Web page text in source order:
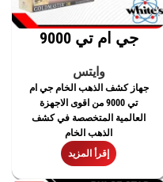
جي ام تي 9000
وايتس
جهاز كشف الذهب الخام جي ام
تي 9000 من اقوى الاجهزة
العالمية المتخصصة في كشف
الذهب الخام
إقرأ المزيد